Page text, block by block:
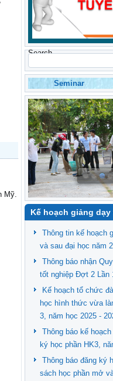
Mỹ.
Search
Seminar
Kế hoạch giảng
Thông tin kế hoạch
và sau đại học năm
Thông báo nhận
tốt nghiệp Đợt 2 Lần
Kế hoạch tổ chức
học hình thức vừa
3, năm học 2025 -
Thông báo kế
ký học phần HK3,
Thông báo đăng ký
sách học phần mở